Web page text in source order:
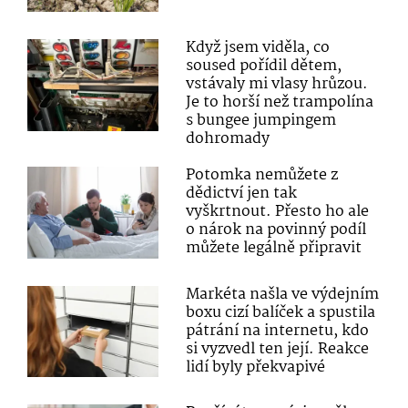
Když jsem viděla, co
soused pořídil dětem,
vstávaly mi vlasy hrůzou.
Je to horší než trampolína
s bungee jumpingem
dohromady
Potomka nemůžete z
dědictví jen tak
vyškrtnout. Přesto ho ale
o nárok na povinný podíl
můžete legálně připravit
Markéta našla ve výdejním
boxu cizí balíček a spustila
pátrání na internetu, kdo
si vyzvedl ten její. Reakce
lidí byly překvapivé